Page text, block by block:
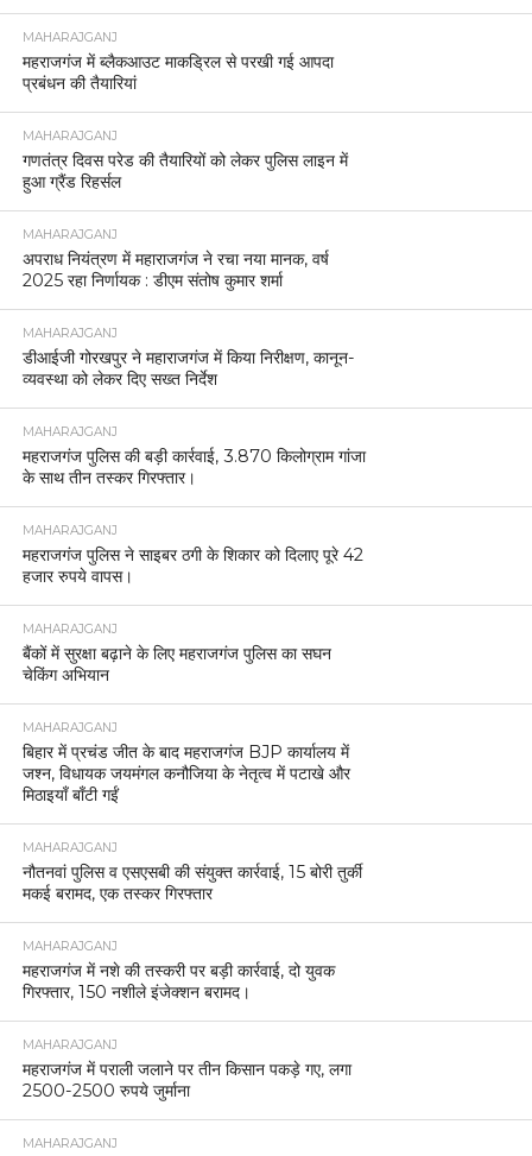
MAHARAJGANJ
महराजगंज में ब्लैकआउट माकड्रिल से परखी गई आपदा
प्रबंधन की तैयारियां
MAHARAJGANJ
गणतंत्र दिवस परेड की तैयारियों को लेकर पुलिस लाइन में
हुआ ग्रैंड रिहर्सल
MAHARAJGANJ
अपराध नियंत्रण में महाराजगंज ने रचा नया मानक, वर्ष
2025 रहा निर्णायक : डीएम संतोष कुमार शर्मा
MAHARAJGANJ
डीआईजी गोरखपुर ने महाराजगंज में किया निरीक्षण, कानून-
व्यवस्था को लेकर दिए सख्त निर्देश
MAHARAJGANJ
महराजगंज पुलिस की बड़ी कार्रवाई, 3.870 किलोग्राम गांजा
के साथ तीन तस्कर गिरफ्तार।
MAHARAJGANJ
महराजगंज पुलिस ने साइबर ठगी के शिकार को दिलाए पूरे 42
हजार रुपये वापस।
MAHARAJGANJ
बैंकों में सुरक्षा बढ़ाने के लिए महराजगंज पुलिस का सघन
चेकिंग अभियान
MAHARAJGANJ
बिहार में प्रचंड जीत के बाद महराजगंज BJP कार्यालय में
जश्न, विधायक जयमंगल कनौजिया के नेतृत्व में पटाखे और
मिठाइयाँ बाँटी गईं
MAHARAJGANJ
नौतनवां पुलिस व एसएसबी की संयुक्त कार्रवाई, 15 बोरी तुर्की
मकई बरामद, एक तस्कर गिरफ्तार
MAHARAJGANJ
महराजगंज में नशे की तस्करी पर बड़ी कार्रवाई, दो युवक
गिरफ्तार, 150 नशीले इंजेक्शन बरामद।
MAHARAJGANJ
महराजगंज में पराली जलाने पर तीन किसान पकड़े गए, लगा
2500-2500 रुपये जुर्माना
MAHARAJGANJ